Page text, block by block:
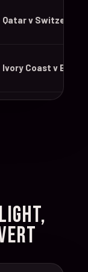
Qatar v Switzerland
Ivory Coast v
Sweden v Tunisia